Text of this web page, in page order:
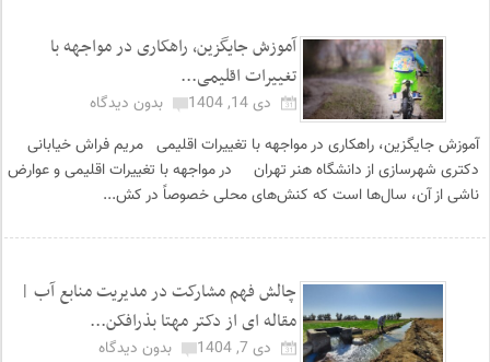
آموزش جایگزین، راهکاری در مواجهه با
تغییرات اقلیمی...
دی 14, 1404
بدون دیدگاه
آموزش جایگزین، راهکاری در مواجهه با تغییرات اقلیمی مریم فراش خیابانی
دکتری شهرسازی از دانشگاه هنر تهران در مواجهه با تغییرات اقلیمی و عوارض
ناشی از آن، سال‌ها است که کنش‌های محلی خصوصاً در کش...
چالش فهم مشارکت در مدیریت منابع آب |
مقاله ای از دکتر مهتا بذرافکن...
دی 7, 1404
بدون دیدگاه